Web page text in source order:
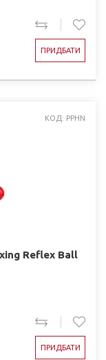
ПРИДБАТИ
КОД: PPHN
Reflex Ball
ПРИДБАТИ